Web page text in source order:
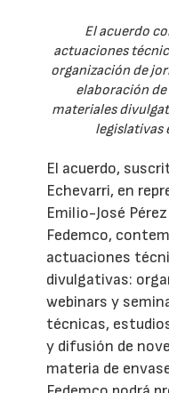
El acuerdo
actuaciones
organización de
elaboración
materiales
legislativas
El acuerdo,
Echevarri, en
Emilio-José
Fedemco,
actuaciones
divulgativas:
webinars y
técnicas,
y difusión de
materia de